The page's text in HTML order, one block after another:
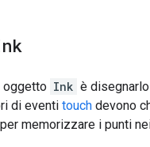
oggetto Ink è
di eventi touch devono
memorizzare i punti